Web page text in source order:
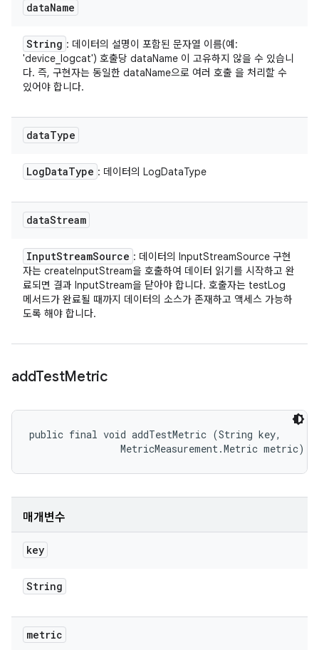
dataName
String : 데이터의 설명이 포함된 문자열 이름(예:
'device_logcat') 호출당 dataName 이 고유하지 않을 수 있습니
다. 즉, 구현자는 동일한 dataName으로 여러 호출 을 처리할 수
있어야 합니다.
dataType
LogDataType : 데이터의 LogDataType
dataStream
InputStreamSource : 데이터의 InputStreamSource 구현
자는 createInputStream을 호출하여 데이터 읽기를 시작하고 완
료되면 결과 InputStream을 닫아야 합니다. 호출자는 testLog
메서드가 완료될 때까지 데이터의 소스가 존재하고 액세스 가능하
도록 해야 합니다.
addTestMetric
public final void addTestMetric (String key,
                MetricMeasurement.Metric metric)
매개변수
key
String
metric